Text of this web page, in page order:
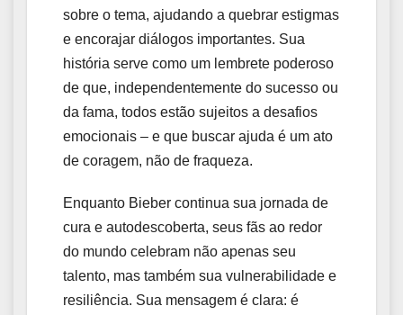
sobre o tema, ajudando a quebrar estigmas
e encorajar diálogos importantes. Sua
história serve como um lembrete poderoso
de que, independentemente do sucesso ou
da fama, todos estão sujeitos a desafios
emocionais – e que buscar ajuda é um ato
de coragem, não de fraqueza.
Enquanto Bieber continua sua jornada de
cura e autodescoberta, seus fãs ao redor
do mundo celebram não apenas seu
talento, mas também sua vulnerabilidade e
resiliência. Sua mensagem é clara: é